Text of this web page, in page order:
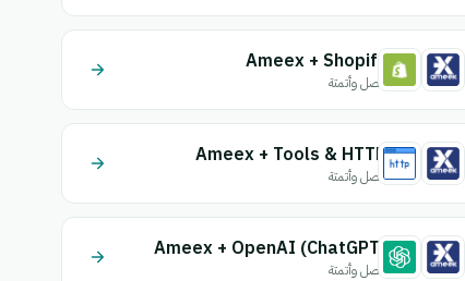
Ameex + Shopify
اتصل وأتمتة
Ameex + Tools & HTTP
اتصل وأتمتة
Ameex + OpenAI (ChatGPT)
اتصل وأتمتة